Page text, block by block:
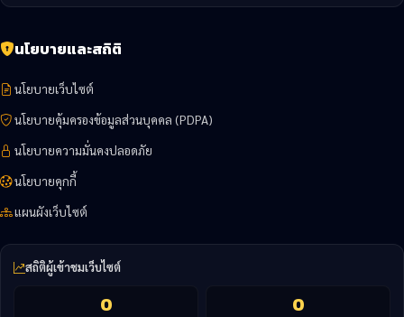
นโยบายและสถิติ
นโยบายเว็บไซต์
นโยบายคุ้มครองข้อมูลส่วนบุคคล (PDPA)
นโยบายความมั่นคงปลอดภัย
นโยบายคุกกี้
แผนผังเว็บไซต์
สถิติผู้เข้าชมเว็บไซต์
0 0